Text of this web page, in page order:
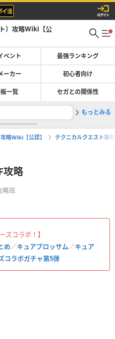
）攻略Wiki【公
ベント 最強ランキング
ーカー 初心者向け
一覧 セガとの関係性
2シズの
もっとみる
略Wiki【公認】 テクニカルクエスト攻
攻略
略班
ズコラボ！】
め／キュアブロッサム／キュア
コラボガチャ第5弾